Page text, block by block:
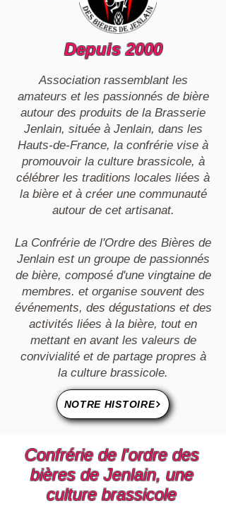
Association rassemblant les
amateurs et les passionnés de bière
autour des produits de la Brasserie
Jenlain, située à Jenlain, dans les
Hauts-de-France, la confrérie vise à
promouvoir la culture brassicole, à
célébrer les traditions locales liées à
la bière et à créer une communauté
autour de cet artisanat.
La Confrérie de l'Ordre des Bières de
Jenlain est un groupe de passionnés
de bière, composé d'une vingtaine de
membres. et organise souvent des
événements, des dégustations et des
activités liées à la bière, tout en
mettant en avant les valeurs de
convivialité et de partage propres à
la culture brassicole.
NOTRE HISTOIRE
Depuis 2000
Confrérie de l'ordre des
bières de Jenlain, une
culture brassicole